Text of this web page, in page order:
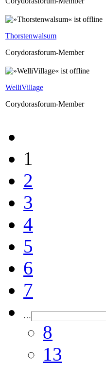
Thorstenwalsum
Corydorasforum-Member
WelliVillage
Corydorasforum-Member
1
2
3
4
5
6
7
…
8
13